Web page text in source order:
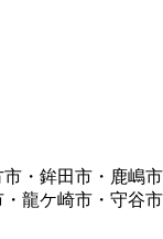
・鉾田市・鹿嶋
龍ケ崎市・守谷市